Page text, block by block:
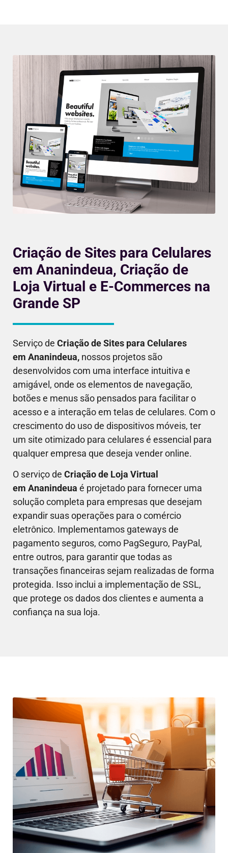
Criação de Sites para Celulares
em Ananindeua, Criação de
Loja Virtual e E-Commerces na
Grande SP
Serviço de Criação de Sites para Celulares
em Ananindeua, nossos projetos são
desenvolvidos com uma interface intuitiva e
amigável, onde os elementos de navegação,
botões e menus são pensados para facilitar o
acesso e a interação em telas de celulares. Com o
crescimento do uso de dispositivos móveis, ter
um site otimizado para celulares é essencial para
qualquer empresa que deseja vender online.
O serviço de Criação de Loja Virtual
em Ananindeua é projetado para fornecer uma
solução completa para empresas que desejam
expandir suas operações para o comércio
eletrônico. Implementamos gateways de
pagamento seguros, como PagSeguro, PayPal,
entre outros, para garantir que todas as
transações financeiras sejam realizadas de forma
protegida. Isso inclui a implementação de SSL,
que protege os dados dos clientes e aumenta a
confiança na sua loja.